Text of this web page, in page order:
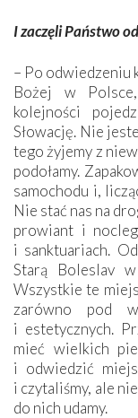
I zaczęli Państwo
– Po odwiedzeniu
Bożej w
kolejności
Słowację. Nie
tego żyjemy z
podołamy.
samochodu i,
Nie stać nas na
prowiant i
i sanktuariach.
Starą Boleslav
Wszystkie te
zarówno pod
i estetycznych.
mieć wielkich
i odwiedzić
i czytaliśmy, ale
do nich udamy.